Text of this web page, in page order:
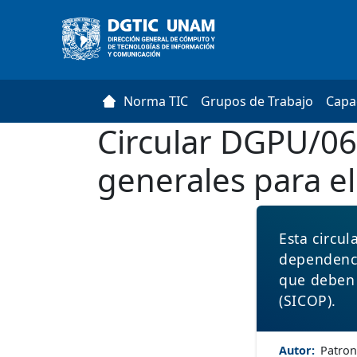
Main navigation
. Norma TIC Grupos de Trabajo
Circular DGPU/
generales para
Esta
que
(SICOP).
Autor